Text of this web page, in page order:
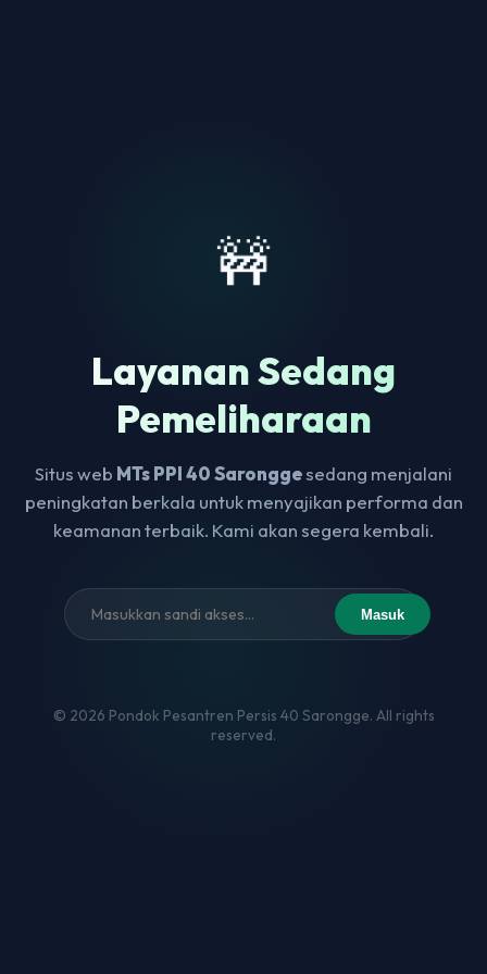
🚧
Layanan Sedang
Pemeliharaan
Situs web MTs PPI 40 Saronggesedang menjalani
peningkatan berkala untuk menyajikan performa dan
keamanan terbaik. Kami akan segera kembali.
Masuk
© 2026 Pondok Pesantren Persis 40 Sarongge. All rights
reserved.